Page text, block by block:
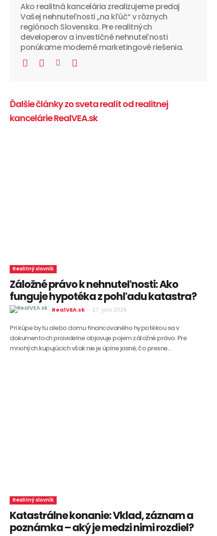
Ako realitná kancelária zrealizujeme predaj
Vašej nehnuteľnosti „na kľúč“ v rôznych
regiónoch Slovenska. Pre realitných
developerov a investičné nehnuteľnosti
ponúkame moderné marketingové riešenia.
Ďalšie články zo sveta realít od realitnej
kancelárie RealVEA.sk
Realitný slovník
Záložné právo k nehnuteľnosti: Ako
funguje hypotéka z pohľadu katastra?
RealVEA.sk - 27. júla 2026
Pri kúpe bytu alebo domu financovaného hypotékou sa v
dokumentoch pravidelne objavuje pojem záložné právo. Pre
mnohých kupujúcich však nie je úplne jasné, čo presne...
Realitný slovník
Katastrálne konanie: Vklad, záznam a
poznámka – aký je medzi nimi rozdiel?